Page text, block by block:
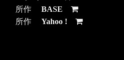
所作 BASE
所作 Yahoo !